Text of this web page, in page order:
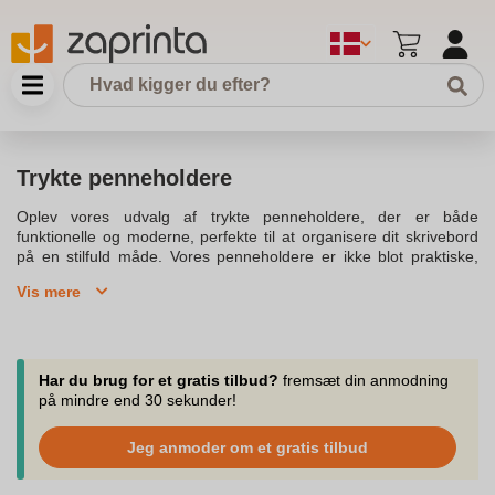
Trykte penneholdere
Oplev vores udvalg af trykte penneholdere, der er både
funktionelle og moderne, perfekte til at organisere dit skrivebord
på en stilfuld måde. Vores penneholdere er ikke blot praktiske,
forskellige farver og materialer, inklusive genvundet aluminium og
til både kontorbrug og hjemmebrug. Hver penneholder kan
tilpasses med dit logo, hvilket gør dem til den perfekte gaveæske
til lejligheder med gavegiveri. Vores sortiment inkluderer
gaveæske, der sikrer en høj kvalitet og pakket med omhu. For
dem, der ønsker en mere professionel og pålidelig løsning,
tilbyder vi penneholdere i rustfrit stål, der garanterer en altid
Vis mere
Har du brug for et gratis tilbud? fremsæt din anmodning
på mindre end 30 sekunder!
Jeg anmoder om et gratis tilbud